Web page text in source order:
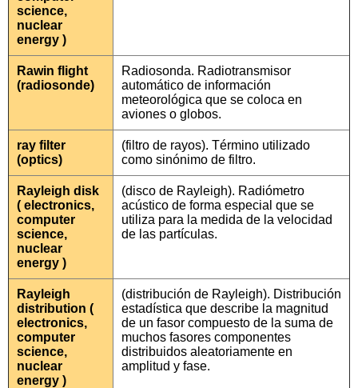
science,
nuclear
energy )
Rawin flight
(radiosonde)
Radiosonda. Radiotransmisor
automático de información
meteorológica que se coloca en
aviones o globos.
ray filter
(optics)
(filtro de rayos). Término utilizado
como sinónimo de filtro.
Rayleigh disk
( electronics,
computer
science,
nuclear
energy )
(disco de Rayleigh). Radiómetro
acústico de forma especial que se
utiliza para la medida de la velocidad
de las partículas.
Rayleigh
distribution (
electronics,
computer
science,
nuclear
energy )
(distribución de Rayleigh). Distribución
estadística que describe la magnitud
de un fasor compuesto de la suma de
muchos fasores componentes
distribuidos aleatoriamente en
amplitud y fase.